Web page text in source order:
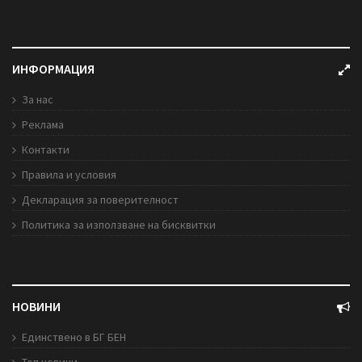
ИНФОРМАЦИЯ
За нас
Реклама
Контакти
Правила и условия
Декларация за поверителност
Политика за използване на бисквитки
НОВИНИ
Единствено в БГ БЕН